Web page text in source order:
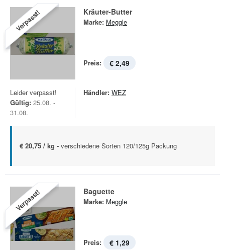
Verpasst! Kräuter-Butter
Marke: Meggle
Preis: € 2,49
Leider verpasst!
Gültig: 25.08. -
31.08.
Händler: WEZ
€ 20,75 / kg - verschiedene Sorten 120/125g Packung
Verpasst! Baguette
Marke: Meggle
Preis: € 1,29